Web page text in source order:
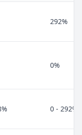
292%
0%
0 - 292%